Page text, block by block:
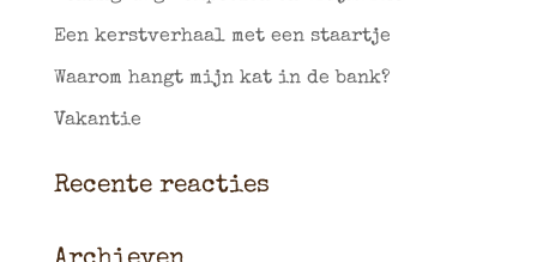
Een kerstverhaal met een staartje
Waarom hangt mijn kat in de bank?
Vakantie
Recente reacties